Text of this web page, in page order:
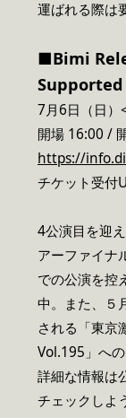
運ばれる際は
■Bimi
Supported
7月6日（日）
開場 16:00 /
https://
チケット受付
4公演目を迎
アーファイナ
での公演を控
中。また、５
される「東京
Vol.195」へ
詳細な情報は
チェックしよ